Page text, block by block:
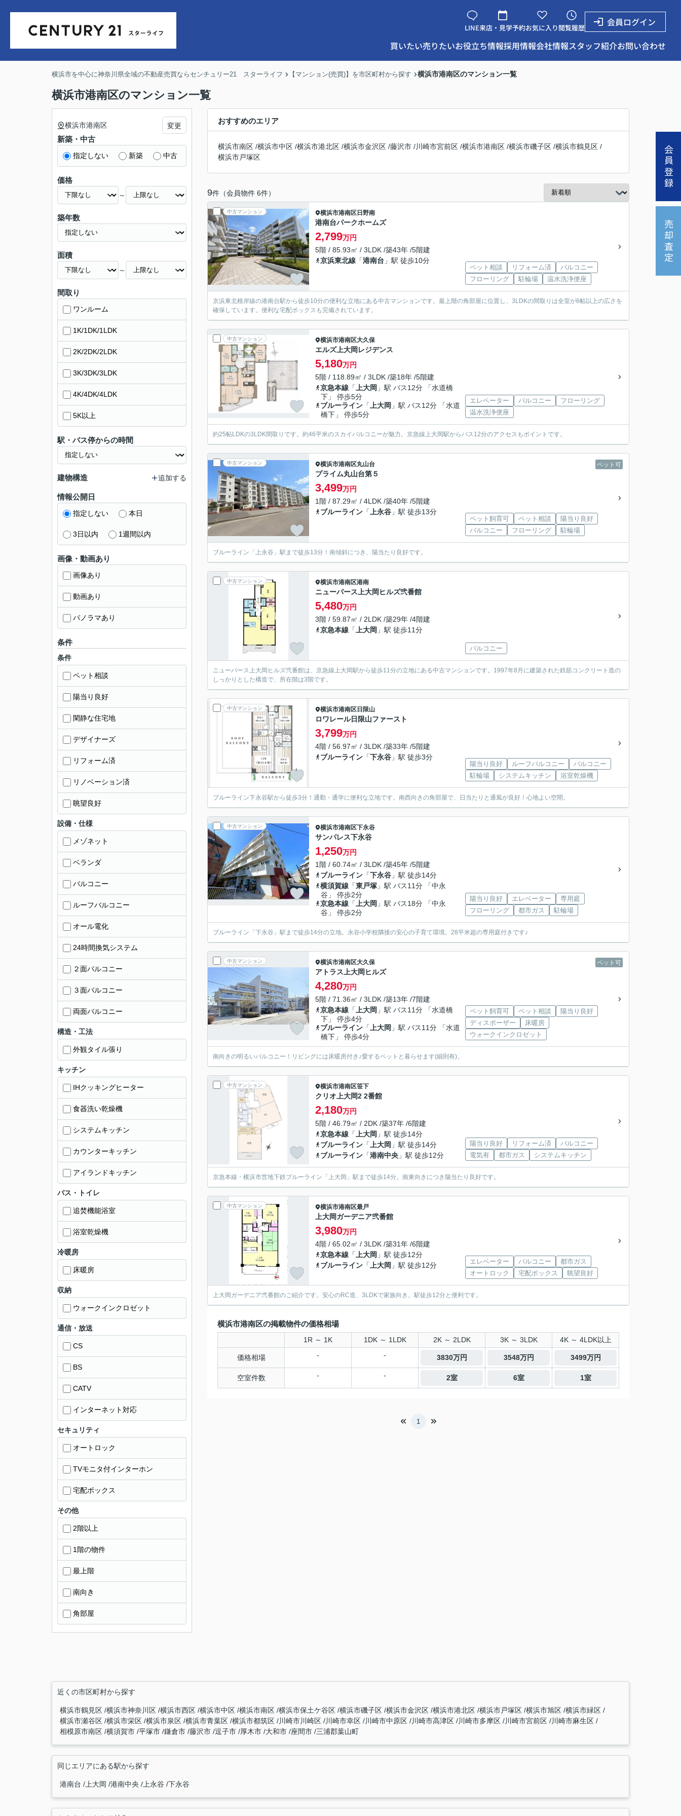
LINE来店・見学予約お気に入り閲覧履歴
会員ログイン
買いたい売りたいお役立ち情報採用情報会社情報スタッフ紹介お問い合わせ
会員登録
売却査定
横浜市を中心に神奈川県全域の不動産売買ならセンチュリー21 スターライフ 【マンション(売買)】を市区町村から探す 横浜市港南区のマンション一覧
横浜市港南区のマンション一覧
おすすめのエリア
横浜市南区 /横浜市中区 /横浜市港北区 /横浜市金沢区 /藤沢市 /川崎市宮前区 /横浜市港南区 /横浜市磯子区 /横浜市鶴見区 /
横浜市戸塚区
9件（会員物件 6件）
中古マンション 横浜市港南区 日野南
港南台パークホームズ
2,799万円
5階 / 85.93㎡ / 3LDK /築43年 /5階建
京浜東北線 「港南台 」駅 徒歩10分
ペット相談 リフォーム済
バルコニー
フローリング
駐輪場 温水洗浄便座
京浜東北根岸線の港南台駅から徒歩10分の便利な立地にある中古マンションです。最上階の角部屋に位置し、3LDKの間取りは全室が6帖以上の広さを
確保しています。便利な宅配ボックスも完備されています。
中古マンション 横浜市港南区大久保
エルズ上大岡レジデンス
5,180万円
5階 / 118.89㎡ / 3LDK /築18年 /5階建
京急本線 「 上大岡 」駅 バス12分 「水道橋
下」 停歩5分
ブルーライン 「 上大岡 」駅 バス12分 「水道
橋下」 停歩5分
エレベーター バルコニー
フローリング
温水洗浄便座
約25帖LDKの3LDK間取りです。約46平米のスカイバルコニーが魅力。京急線上大岡駅からバス12分のアクセスもポイントです。
中古マンション ペット可
横浜市港南区丸山台
プライム丸山台第５
3,499万円
1階 / 87.29㎡ / 4LDK /築40年 /5階建
ブルーライン 「 上永谷 」駅 徒歩13分
ペット飼育可 ペット相談
陽当り良好
バルコニー
フローリング 駐輪場
ブルーライン「上永谷」駅まで徒歩13分！南傾斜につき、陽当たり良好です。
中古マンション 横浜市港南区港南
ニューパース上大岡ヒルズ弐番館
5,480万円
3階 / 59.87㎡ / 2LDK /築29年 /4階建
京急本線 「 上大岡 」駅 徒歩11分
バルコニー
ニューパース上大岡ヒルズ弐番館は、京急線上大岡駅から徒歩11分の立地にある中古マンションです。1997年8月に建築された鉄筋コンクリート造の
しっかりとした構造で、所在階は3階です。
中古マンション 横浜市港南区 日限山
ロワレール日限山ファースト
3,799万円
4階 / 56.97㎡ / 3LDK /築33年 /5階建
ブルーライン 「下永谷 」駅 徒歩3分
陽当り良好 ルーフバルコニー
バルコニー
駐輪場
システムキッチン 浴室乾燥機
ブルーライン下永谷駅から徒歩3分！通勤・通学に便利な立地です。南西向きの角部屋で、日当たりと通風が良好！心地よい空間。
中古マンション 横浜市港南区下永谷
サンパレス下永谷
1,250万円
1階 / 60.74㎡ / 3LDK /築45年 /5階建
ブルーライン 「下永谷 」駅 徒歩14分
横須賀線 「東戸塚 」駅 バス11分 「中永
谷」 停歩2分
京急本線 「 上大岡 」駅 バス18分 「中永
谷」 停歩2分
陽当り良好 エレベーター
専用庭
フローリング
都市ガス 駐輪場
ブルーライン「下永谷」駅まで徒歩14分の立地。永谷小学校隣接の安心の子育て環境。28平米超の専用庭付きです♪
中古マンション ペット可
横浜市港南区大久保
アトラス上大岡ヒルズ
4,280万円
5階 / 71.36㎡ / 3LDK /築13年 /7階建
京急本線 「 上大岡 」駅 バス11分 「水道橋
下」 停歩4分
ブルーライン 「 上大岡 」駅 バス11分 「水道
橋下」 停歩4分
ペット飼育可 ペット相談
陽当り良好
ディスポーザー
床暖房
ウォークインクロゼット
南向きの明るいバルコニー！リビングには床暖房付き♪愛するペットと暮らせます(細則有)。
中古マンション 横浜市港南区笹下
クリオ上大岡2 2番館
2,180万円
5階 / 46.79㎡ / 2DK /築37年 /6階建
京急本線 「 上大岡 」駅 徒歩14分
ブルーライン 「 上大岡 」駅 徒歩14分
ブルーライン 「港南中央 」駅 徒歩12分
陽当り良好 リフォーム済
バルコニー
電気有
都市ガス システムキッチン
京急本線・横浜市営地下鉄ブルーライン「上大岡」駅まで徒歩14分。南東向きにつき陽当たり良好です。
中古マンション 横浜市港南区最戸
上大岡ガーデニア弐番館
3,980万円
4階 / 65.02㎡ / 3LDK /築31年 /6階建
京急本線 「 上大岡 」駅 徒歩12分
ブルーライン 「 上大岡 」駅 徒歩12分 エレベーター バルコニー
都市ガス
オートロック
宅配ボックス 眺望良好
上大岡ガーデニア弐番館のご紹介です。安心のRC造、3LDKで家族向き。駅徒歩12分と便利です。
横浜市港南区の掲載物件の価格相場
1R ～ 1K 1DK ～ 1LDK 2K ～ 2LDK 3K ～ 3LDK 4K ～ 4LDK以上
価格相場 - - 3830万円 3548万円 3499万円
空室件数 - - 2室 6室 1室
1
横浜市港南区 変更
新築・中古
指定しない 新築 中古
価格
～
築年数
面積
～
間取り
ワンルーム
1K/1DK/1LDK
2K/2DK/2LDK
3K/3DK/3LDK
4K/4DK/4LDK
5K以上
駅・バス停からの時間
建物構造 追加する
情報公開日
指定しない 本日
3日以内 1週間以内
画像・動画あり
画像あり
動画あり
パノラマあり
条件
条件
ペット相談
陽当り良好
閑静な住宅地
デザイナーズ
リフォーム済
リノベーション済
眺望良好
設備・仕様
メゾネット
ベランダ
バルコニー
ルーフバルコニー
オール電化
24時間換気システム
２面バルコニー
３面バルコニー
両面バルコニー
構造・工法
外観タイル張り
キッチン
IHクッキングヒーター
食器洗い乾燥機
システムキッチン
カウンターキッチン
アイランドキッチン
バス・トイレ
追焚機能浴室
浴室乾燥機
冷暖房
床暖房
収納
ウォークインクロゼット
通信・放送
CS
BS
CATV
インターネット対応
セキュリティ
オートロック
TVモニタ付インターホン
宅配ボックス
その他
2階以上
1階の物件
最上階
南向き
角部屋
近くの市区町村から探す
横浜市鶴見区 横浜市神奈川区 横浜市西区 横浜市中区 横浜市南区 横浜市保土ケ谷区 横浜市磯子区 横浜市金沢区 横浜市港北区 横浜市戸塚区 横浜市旭区 横浜市緑区
横浜市瀬谷区 横浜市栄区 横浜市泉区 横浜市青葉区 横浜市都筑区 川崎市川崎区 川崎市幸区 川崎市中原区 川崎市高津区 川崎市多摩区 川崎市宮前区
川崎市麻生区
相模原市南区 横須賀市 平塚市 鎌倉市 藤沢市 逗子市 厚木市 大和市 座間市 三浦郡葉山町
同じエリアにある駅から探す
港南台 上大岡 港南中央 上永谷 下永谷